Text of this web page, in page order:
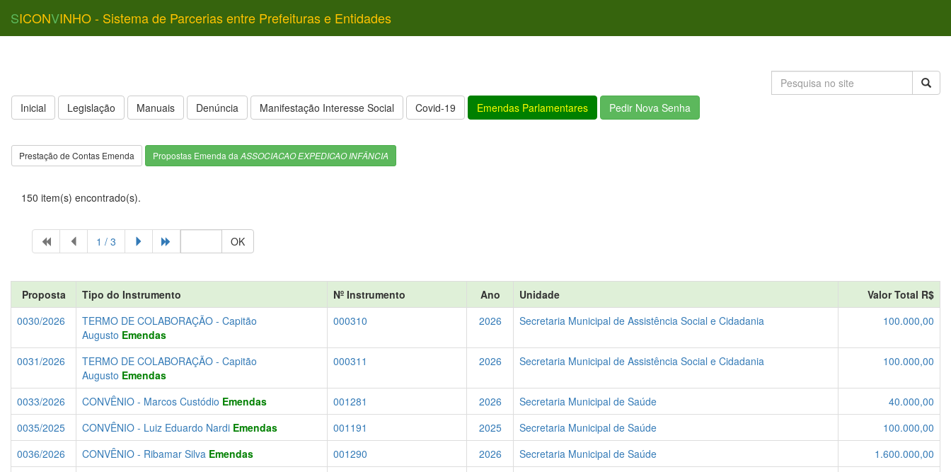
SICONVINHO - Sistema de Parcerias entre Prefeituras e Entidades
Inicial Legislação Manuais Denúncia Manifestação Interesse Social Covid-19 Emendas Parlamentares Pedir Nova Senha
Prestação de Contas Emenda Propostas Emenda da ASSOCIACAO EXPEDICAO INFÂNCIA
150 item(s) encontrado(s).
1 / 3 OK
Proposta Tipo do Instrumento Nº Instrumento Ano Unidade
Valor Total R$
0030/2026
TERMO DE COLABORAÇÃO - Capitão
Augusto Emendas
000310 2026 Secretaria Municipal de Assistência Social e Cidadania 100.000,00
0031/2026
TERMO DE COLABORAÇÃO - Capitão
Augusto Emendas
000311 2026 Secretaria Municipal de Assistência Social e Cidadania 100.000,00
0033/2026 CONVÊNIO - Marcos Custódio Emendas 001281 2026 Secretaria Municipal de Saúde
40.000,00
0035/2025
CONVÊNIO - Luiz Eduardo Nardi Emendas 001191 2025 Secretaria Municipal de Saúde
100.000,00
0036/2026
CONVÊNIO - Ribamar Silva Emendas 001290 2026 Secretaria Municipal de Saúde
1.600.000,00